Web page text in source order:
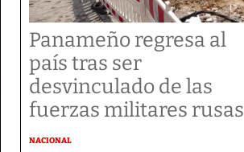
Panameño regresa al
país tras ser
desvinculado de las
fuerzas militares rusas
NACIONAL